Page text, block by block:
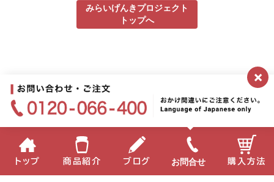
みらいげんきプロジェクト
トップへ
×
トップ 商品紹介 ブログ お問合せ 購入方法